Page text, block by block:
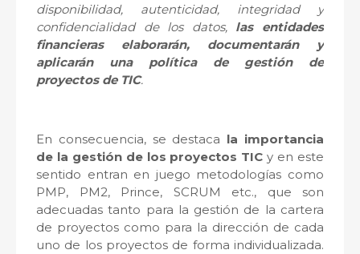
disponibilidad, autenticidad, integridad y
confidencialidad de los datos, las entidades
financieras elaborarán, documentarán y
aplicarán una política de gestión de
proyectos de TIC.
En consecuencia, se destaca la importancia
de la gestión de los proyectos TIC y en este
sentido entran en juego metodologías como
PMP, PM2, Prince, SCRUM etc., que son
adecuadas tanto para la gestión de la cartera
de proyectos como para la dirección de cada
uno de los proyectos de forma individualizada.